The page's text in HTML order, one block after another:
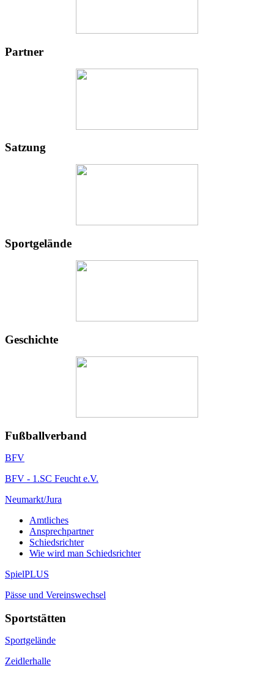
Partner
Satzung
Sportgelände
Geschichte
Fußballverband
BFV
BFV - 1.SC Feucht e.V.
Neumarkt/Jura
Amtliches
Ansprechpartner
Schiedsrichter
Wie wird man Schiedsrichter
SpielPLUS
Pässe und Vereinswechsel
Sportstätten
Sportgelände
Zeidlerhalle